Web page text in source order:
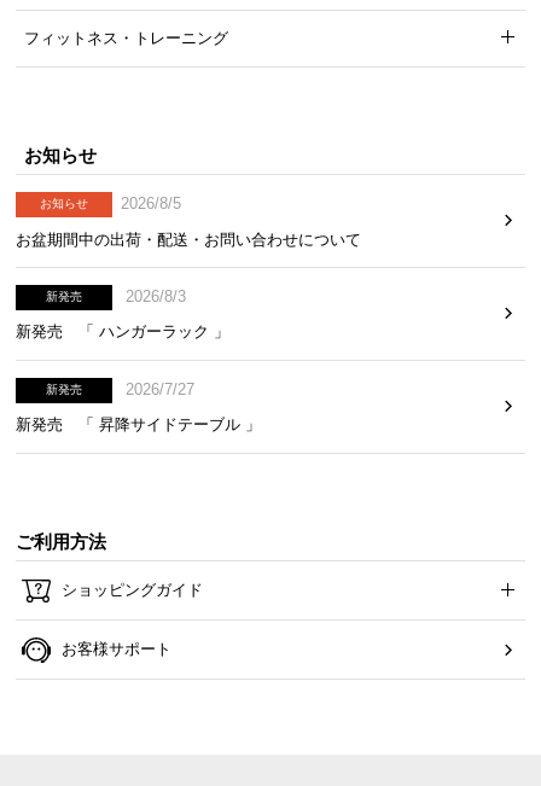
コイル配列 交互配列
コイル同士の接点が少なく柔軟
横揺れを抑える独立構造
フィットネス・トレーニング
お知らせ
お知らせ
2026/8/5
お盆期間中の出荷・配送・お問い合わせについて
新発売
2026/8/3
新発売 「 ハンガーラック 」
新発売
2026/7/27
新発売 「 昇降サイドテーブル 」
ご利用方法
ショッピングガイド
お客様サポート